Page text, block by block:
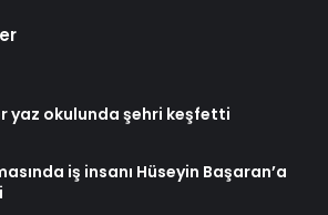
yaz okulunda şehri keşfetti
iş insanı Hüseyin Başaran’a